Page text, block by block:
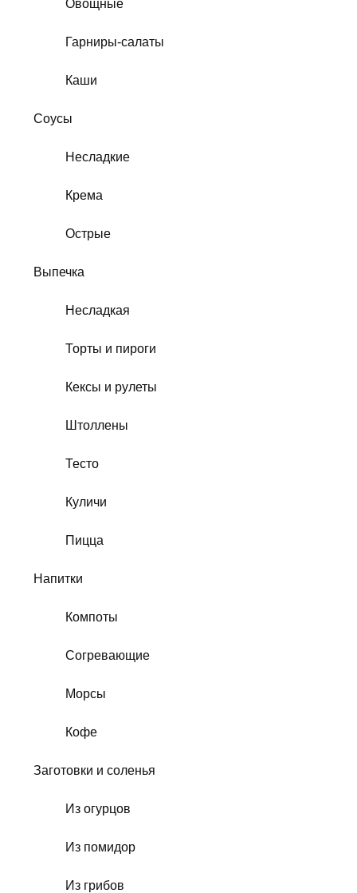
Овощные
Гарниры-салаты
Каши
Соусы
Несладкие
Крема
Острые
Выпечка
Несладкая
Торты и пироги
Кексы и рулеты
Штоллены
Тесто
Куличи
Пицца
Напитки
Компоты
Согревающие
Морсы
Кофе
Заготовки и соленья
Из огурцов
Из помидор
Из грибов